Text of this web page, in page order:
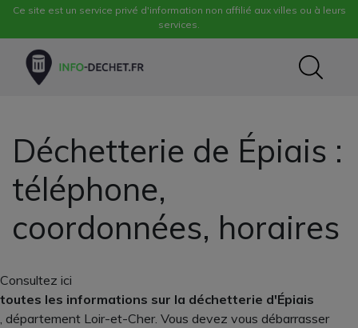
Ce site est un service privé d'information non affilié aux villes ou à leurs
services.
Déchetterie de Épiais :
téléphone,
coordonnées, horaires
Consultez ici
toutes les informations sur la déchetterie d'Épiais
, département Loir-et-Cher. Vous devez vous débarrasser